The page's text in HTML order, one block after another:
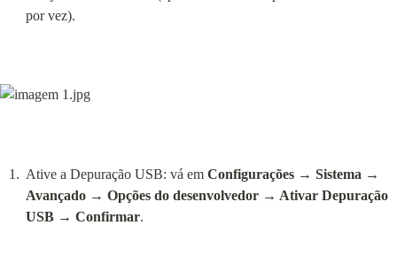
por vez).
Ative a Depuração USB: vá em Configurações → Sistema →
Avançado → Opções do desenvolvedor → Ativar Depuração
USB → Confirmar.